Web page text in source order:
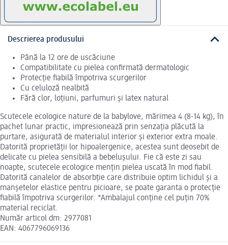
Descrierea produsului
Până la 12 ore de uscăciune
Compatibilitate cu pielea confirmată dermatologic
Protecție fiabilă împotriva scurgerilor
Cu celuloză nealbită
Fără clor, loțiuni, parfumuri și latex natural
Scutecele ecologice nature de la babylove, mărimea 4 (8-14 kg), în
pachet lunar practic, impresionează prin senzația plăcută la
purtare, asigurată de materialul interior și exterior extra moale.
Datorită proprietății lor hipoalergenice, acestea sunt deosebit de
delicate cu pielea sensibilă a bebelușului. Fie că este zi sau
noapte, scutecele ecologice mențin pielea uscată în mod fiabil.
Datorită canalelor de absorbție care distribuie optim lichidul și a
manșetelor elastice pentru picioare, se poate garanta o protecție
fiabilă împotriva scurgerilor. *Ambalajul conține cel puțin 70%
material reciclat.
Număr articol dm: 2977081
EAN: 4067796069136